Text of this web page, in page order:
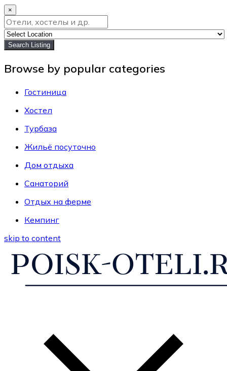
×
Search Listing
Browse by popular categories
Гостиница
Хостел
Турбаза
Жильё посуточно
Дом отдыха
Санаторий
Отдых на ферме
Кемпинг
skip to content